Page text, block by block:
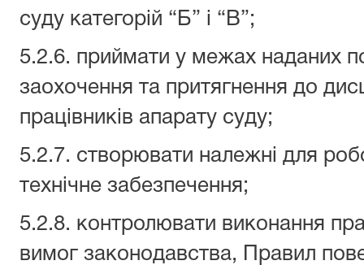
суду категорій “Б” і “В”;
5.2.6. приймати у межах наданих
заохочення та притягнення до
працівників апарату суду;
5.2.7. створювати належні для
технічне забезпечення;
5.2.8. контролювати виконання
вимог законодавства, Правил